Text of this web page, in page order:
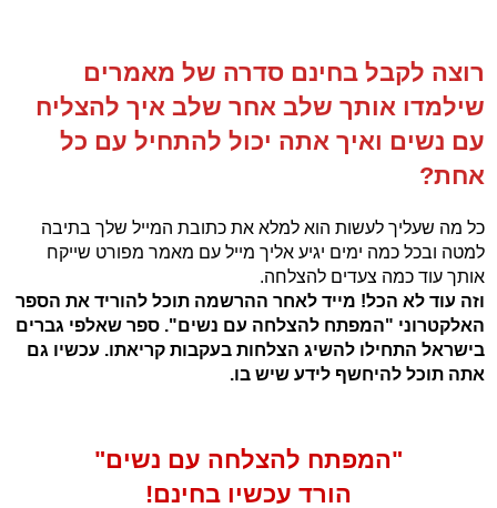
רוצה לקבל בחינם סדרה של מאמרים
שילמדו אותך שלב אחר שלב איך להצליח
עם נשים ואיך אתה יכול להתחיל עם כל
אחת?
כל מה שעליך לעשות הוא למלא את כתובת המייל שלך בתיבה
למטה ובכל כמה ימים יגיע אליך מייל עם מאמר מפורט שייקח
אותך עוד כמה צעדים להצלחה.
וזה עוד לא הכל! מייד לאחר ההרשמה תוכל להוריד את הספר
האלקטרוני "המפתח להצלחה עם נשים". ספר שאלפי גברים
בישראל התחילו להשיג הצלחות בעקבות קריאתו. עכשיו גם
אתה תוכל להיחשף לידע שיש בו.
"המפתח להצלחה עם נשים"
הורד עכשיו בחינם!